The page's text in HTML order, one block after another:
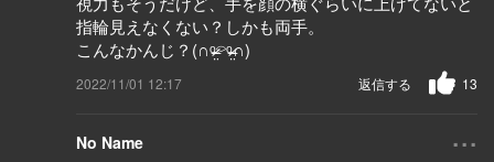
指輪見えなくない？しかも両手。
こんなかんじ？(∩ᵒ̴̶̷̤⌔ᵒ̴̶̷̤∩)
2022/11/01 12:17 13
返信する
No Name ...